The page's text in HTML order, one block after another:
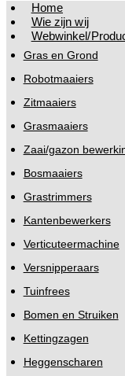
Home
Wie zijn wij
Webwinkel/
Gras en Grond
Robotmaaiers
Zitmaaiers
Grasmaaiers
Zaai/gazon
Bosmaaiers
Grastrimmers
Kantenbewerkers
Verticuteermachine
Versnipperaars
Tuinfrees
Bomen en Struiken
Kettingzagen
Heggenscharen